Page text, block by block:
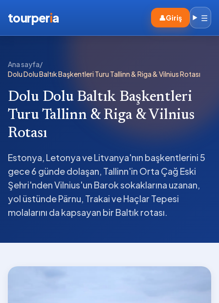
tourperia 👤Giriş ☰
Ana sayfa/
Dolu Dolu Baltık Başkentleri Turu Tallinn & Riga & Vilnius Rotası
Dolu Dolu Baltık Başkentleri
Turu Tallinn & Riga & Vilnius
Rotası
Estonya, Letonya ve Litvanya'nın başkentlerini 5
gece 6 günde dolaşan, Tallinn'in Orta Çağ Eski
Şehri'nden Vilnius'un Barok sokaklarına uzanan,
yol üstünde Pärnu, Trakai ve Haçlar Tepesi
molalarını da kapsayan bir Baltık rotası.